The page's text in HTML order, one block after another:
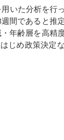
いた分析を行
間であると推
年齢層を高精
じめ政策決定